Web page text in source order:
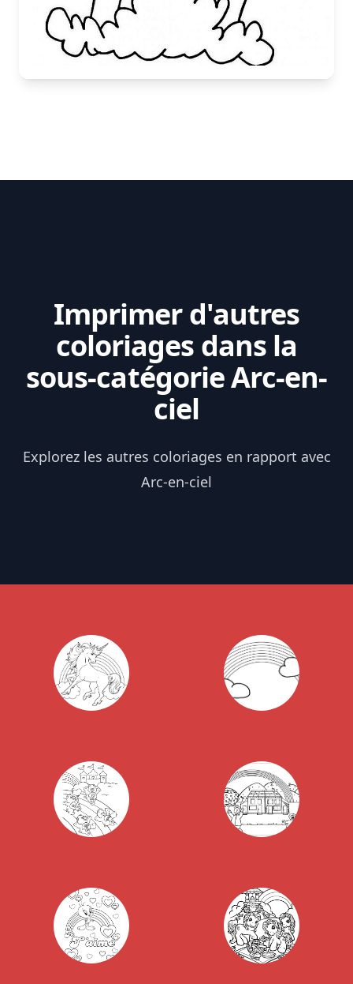
Imprimer d'autres
coloriages dans la
sous-catégorie Arc-en-
ciel
Explorez les autres coloriages en rapport avec
Arc-en-ciel